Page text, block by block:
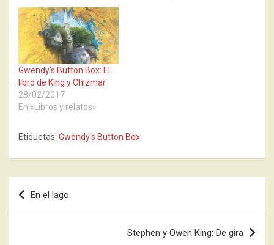
Gwendy’s Button Box: El
libro de King y Chizmar
28/02/2017
En «Libros y relatos»
Etiquetas: Gwendy's Button Box
Navegación
de
En el lago
Stephen y Owen King: De gira